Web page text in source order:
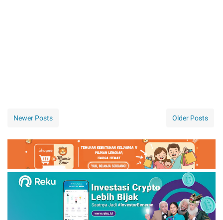
Newer Posts Older Posts